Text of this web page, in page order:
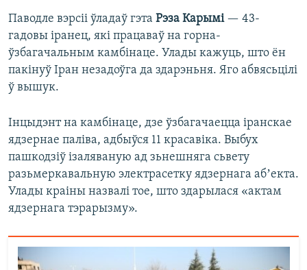
Паводле вэрсіі ўладаў гэта Рэза Карымі — 43-
гадовы іранец, які працаваў на горна-
ўзбагачальным камбінаце. Улады кажуць, што ён
пакінуў Іран незадоўга да здарэньня. Яго абвясьцілі
ў вышук.
Інцыдэнт на камбінаце, дзе ўзбагачаецца іранскае
ядзернае паліва, адбыўся 11 красавіка. Выбух
пашкодзіў ізаляваную ад зьнешняга сьвету
разьмеркавальную электрасетку ядзернага абʼекта.
Улады краіны назвалі тое, што здарылася «актам
ядзернага тэрарызму».